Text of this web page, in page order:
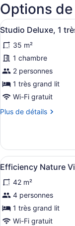
international
Northwest
Florida
Beaches)
Options
Afficher
toutes
les
photos
pour
ce
type
chambre :
1
très
grand
lit
9
Studio Deluxe, 1
35 m²
1 chambre
2 personnes
1 très grand lit
Wi-Fi gratuit
Plus de détails
Plus
Studio
Deluxe,
1
grand
lit
Afficher
toutes
les
photos
pour
ce
10
Efficiency Nature
42 m²
4 personnes
1 très grand lit
Wi-Fi gratuit